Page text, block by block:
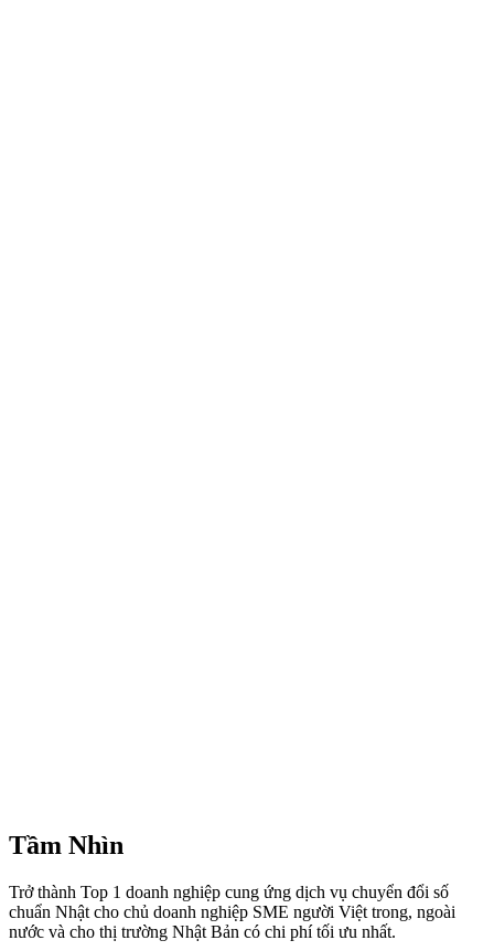
Tầm Nhìn
Trở thành Top 1 doanh nghiệp cung ứng dịch vụ chuyển đổi số
chuẩn Nhật cho chủ doanh nghiệp SME người Việt trong, ngoài
nước và cho thị trường Nhật Bản có chi phí tối ưu nhất.